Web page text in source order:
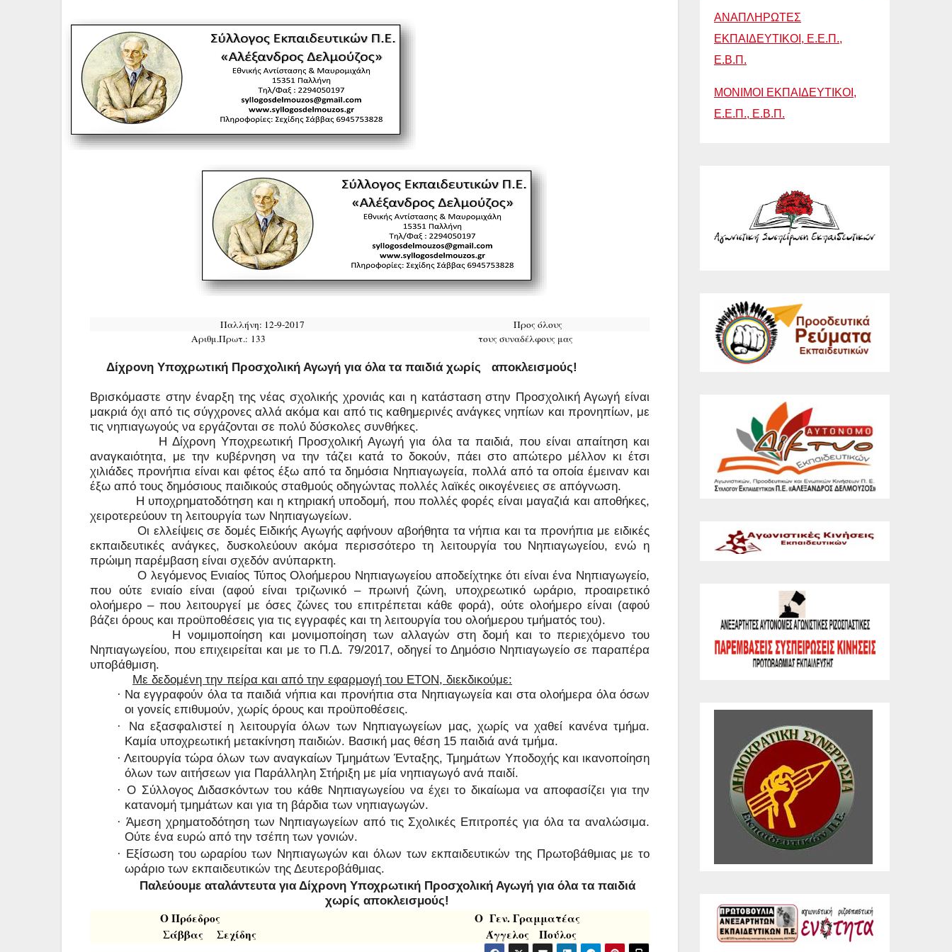
Παλλήνη: 12-9-2017 Προς όλους
Αριθμ.Πρωτ.: 133 τους συναδέλφους μας
Δίχρονη Υποχρωτική Προσχολική Αγωγή για όλα τα παιδιά χωρίς αποκλεισμούς!
Βρισκόμαστε στην έναρξη της νέας σχολικής χρονιάς και η κατάσταση στην Προσχολική Αγωγή είναι
μακριά όχι από τις σύγχρονες αλλά ακόμα και από τις καθημερινές ανάγκες νηπίων και προνηπίων, με
τις νηπιαγωγούς να εργάζονται σε πολύ δύσκολες συνθήκες.
Η Δίχρονη Υποχρεωτική Προσχολική Αγωγή για όλα τα παιδιά, που είναι απαίτηση και
αναγκαιότητα, με την κυβέρνηση να την τάζει κατά το δοκούν, πάει στο απώτερο μέλλον κι έτσι
χιλιάδες προνήπια είναι και φέτος έξω από τα δημόσια Νηπιαγωγεία, πολλά από τα οποία έμειναν και
έξω από τους δημόσιους παιδικούς σταθμούς οδηγώντας πολλές λαϊκές οικογένειες σε απόγνωση.
Η υποχρηματοδότηση και η κτηριακή υποδομή, που πολλές φορές είναι μαγαζιά και αποθήκες,
χειροτερεύουν τη λειτουργία των Νηπιαγωγείων.
Οι ελλείψεις σε δομές Ειδικής Αγωγής αφήνουν αβοήθητα τα νήπια και τα προνήπια με ειδικές
εκπαιδευτικές ανάγκες, δυσκολεύουν ακόμα περισσότερο τη λειτουργία του Νηπιαγωγείου, ενώ η
πρώιμη παρέμβαση είναι σχεδόν ανύπαρκτη.
Ο λεγόμενος Ενιαίος Τύπος Ολοήμερου Νηπιαγωγείου αποδείχτηκε ότι είναι ένα Νηπιαγωγείο,
που ούτε ενιαίο είναι (αφού είναι τριζωνικό – πρωινή ζώνη, υποχρεωτικό ωράριο, προαιρετικό
ολοήμερο – που λειτουργεί με όσες ζώνες του επιτρέπεται κάθε φορά), ούτε ολοήμερο είναι (αφού
βάζει όρους και προϋποθέσεις για τις εγγραφές και τη λειτουργία του ολοήμερου τμήματός του).
Η νομιμοποίηση και μονιμοποίηση των αλλαγών στη δομή και το περιεχόμενο του
Νηπιαγωγείου, που επιχειρείται και με το Π.Δ. 79/2017, οδηγεί το Δημόσιο Νηπιαγωγείο σε παραπέρα
υποβάθμιση.
Με δεδομένη την πείρα και από την εφαρμογή του ΕΤΟΝ, διεκδικούμε:
· Να εγγραφούν όλα τα παιδιά νήπια και προνήπια στα Νηπιαγωγεία και στα ολοήμερα όλα όσων
οι γονείς επιθυμούν, χωρίς όρους και προϋποθέσεις.
·
Να εξασφαλιστεί η λειτουργία όλων των Νηπιαγωγείων μας, χωρίς να χαθεί κανένα τμήμα.
Καμία υποχρεωτική μετακίνηση παιδιών. Βασική μας θέση 15 παιδιά ανά τμήμα.
· Λειτουργία τώρα όλων των αναγκαίων Τμημάτων Ένταξης, Τμημάτων Υποδοχής και ικανοποίηση
όλων των αιτήσεων για Παράλληλη Στήριξη με μία νηπιαγωγό ανά παιδί.
· Ο Σύλλογος Διδασκόντων του κάθε Νηπιαγωγείου να έχει το δικαίωμα να αποφασίζει για την
κατανομή τμημάτων και για τη βάρδια των νηπιαγωγών.
· Άμεση χρηματοδότηση των Νηπιαγωγείων από τις Σχολικές Επιτροπές για όλα τα αναλώσιμα.
Ούτε ένα ευρώ από την τσέπη των γονιών.
· Εξίσωση του ωραρίου των Νηπιαγωγών και όλων των εκπαιδευτικών της Πρωτοβάθμιας με το
ωράριο των εκπαιδευτικών της Δευτεροβάθμιας.
Παλεύουμε αταλάντευτα για Δίχρονη Υποχρωτική Προσχολική Αγωγή για όλα τα παιδιά
χωρίς αποκλεισμούς!
Ο Πρόεδρος Ο Γεν. Γραμματέας
Σάββας Σεχίδης Άγγελος Πούλος
ΑΝΑΠΛΗΡΩΤΕΣ
ΕΚΠΑΙΔΕΥΤΙΚΟΙ, Ε.Ε.Π.,
Ε.Β.Π.
ΜΟΝΙΜΟΙ ΕΚΠΑΙΔΕΥΤΙΚΟΙ,
Ε.Ε.Π., Ε.Β.Π.